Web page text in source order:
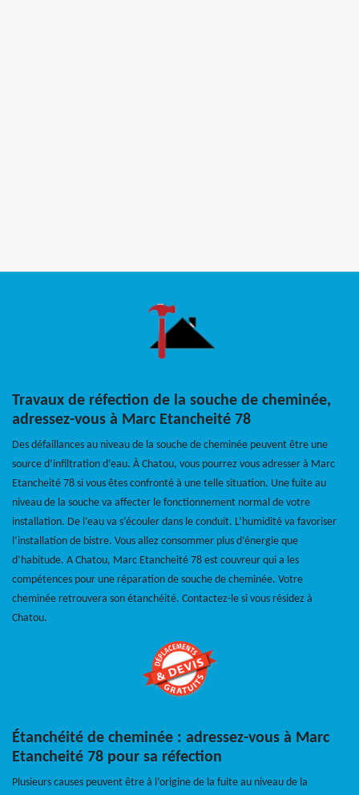
Travaux de réfection de la souche de cheminée,
adressez-vous à Marc Etancheité 78
Des défaillances au niveau de la souche de cheminée peuvent être une
source d’infiltration d’eau. À Chatou, vous pourrez vous adresser à Marc
Etancheité 78 si vous êtes confronté à une telle situation. Une fuite au
niveau de la souche va affecter le fonctionnement normal de votre
installation. De l’eau va s’écouler dans le conduit. L’humidité va favoriser
l’installation de bistre. Vous allez consommer plus d’énergie que
d’habitude. A Chatou, Marc Etancheité 78 est couvreur qui a les
compétences pour une réparation de souche de cheminée. Votre
cheminée retrouvera son étanchéité. Contactez-le si vous résidez à
Chatou.
Étanchéité de cheminée : adressez-vous à Marc
Etancheité 78 pour sa réfection
Plusieurs causes peuvent être à l’origine de la fuite au niveau de la